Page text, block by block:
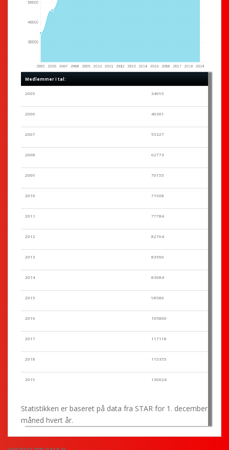
Medlemmer i tal:
2005 34695
2006 46301
2007 55327
2008 62773
2009 70155
2010 71908
2011 77784
2012 82764
2013 83566
2014 83684
2015 98586
2016 105800
2017 117118
2018 115355
2019 130024
Statistikken er baseret på data fra STAR for 1. december
måned hvert år.